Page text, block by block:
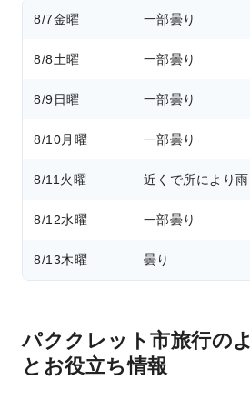
8/7金曜 一部曇り
8/8土曜 一部曇り
8/9日曜 一部曇り
8/10月曜 一部曇り
8/11 火曜 近くで所により雨
8/12水曜 一部曇り
8/13木曜 曇り
パククレット市旅行の
とお役立ち情報